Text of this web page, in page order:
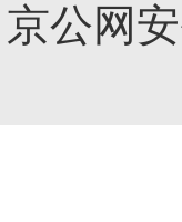
京公网